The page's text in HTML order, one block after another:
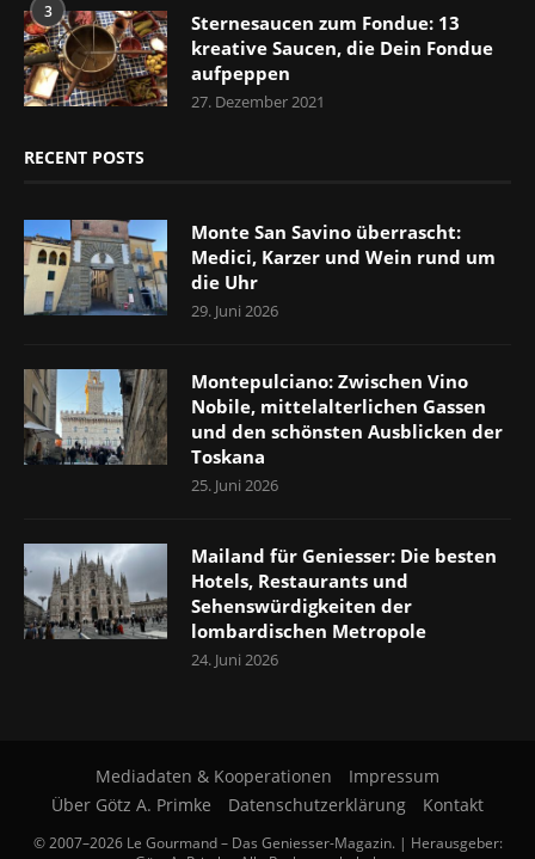
3
Sternesaucen zum Fondue: 13
kreative Saucen, die Dein Fondue
aufpeppen
27. Dezember 2021
RECENT POSTS
Monte San Savino überrascht:
Medici, Karzer und Wein rund um
die Uhr
29. Juni 2026
Montepulciano: Zwischen Vino
Nobile, mittelalterlichen Gassen
und den schönsten Ausblicken der
Toskana
25. Juni 2026
Mailand für Geniesser: Die besten
Hotels, Restaurants und
Sehenswürdigkeiten der
lombardischen Metropole
24. Juni 2026
Mediadaten & Kooperationen
Impressum
Über Götz A. Primke
Datenschutzerklärung Kontakt
© 2007–2026 Le Gourmand – Das Geniesser-Magazin. | Herausgeber: